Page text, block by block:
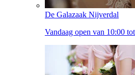
De Galazaak Nijverdal
Vandaag open van 10:00